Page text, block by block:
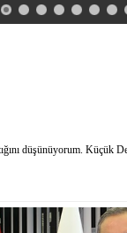
düşünüyorum. Küçük